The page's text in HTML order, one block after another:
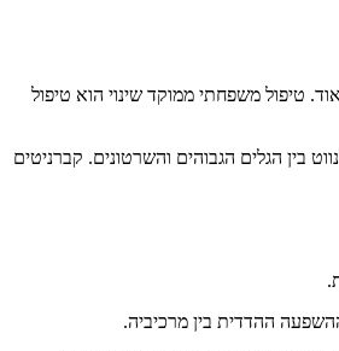
טיפול משפחתי ממוקד שינוי הוא טיפול
בין הגלים הגבוהים והשרטונים. קברניטים
ההדדית בין מרכיביה.